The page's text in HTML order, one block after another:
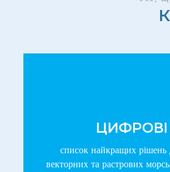
ЦИФРОВІ
список найкращих
векторних та растрових